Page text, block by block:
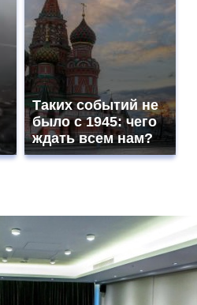
Таких событий не
было с 1945: чего
ждать всем нам?